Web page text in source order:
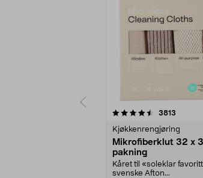
3813
Kjøkkenrengjøring
Mikrofiberklut 32 x
pakning
Kåret til «soleklar
svenske Afton...
4.5av 5 stjerner